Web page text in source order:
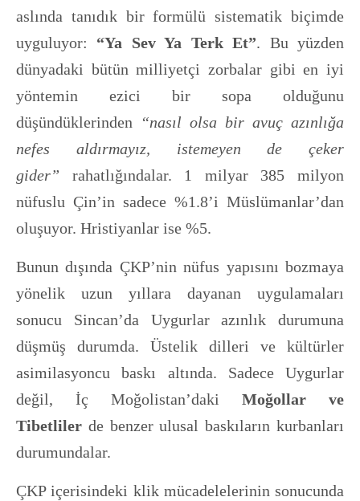
aslında tanıdık bir formülü sistematik biçimde
uyguluyor: “Ya Sev Ya Terk Et”. Bu yüzden
dünyadaki bütün milliyetçi zorbalar gibi en iyi
yöntemin ezici bir sopa olduğunu
düşündüklerinden “nasıl olsa bir avuç azınlığa
nefes aldırmayız, istemeyen de çeker
gider” rahatlığındalar. 1 milyar 385 milyon
nüfuslu Çin’in sadece %1.8’i Müslümanlar’dan
oluşuyor. Hristiyanlar ise %5.
Bunun dışında ÇKP’nin nüfus yapısını bozmaya
yönelik uzun yıllara dayanan uygulamaları
sonucu Sincan’da Uygurlar azınlık durumuna
düşmüş durumda. Üstelik dilleri ve kültürler
asimilasyoncu baskı altında. Sadece Uygurlar
değil, İç Moğolistan’daki Moğollar ve
Tibetliler de benzer ulusal baskıların kurbanları
durumundalar.
ÇKP içerisindeki klik mücadelelerinin sonucunda